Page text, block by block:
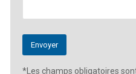
*Les champs obligatoires